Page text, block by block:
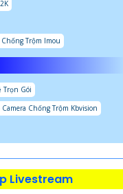
Chống Trộm Imou
Trọn Gói
Camera Chống Trộm Kbvision
Livestream